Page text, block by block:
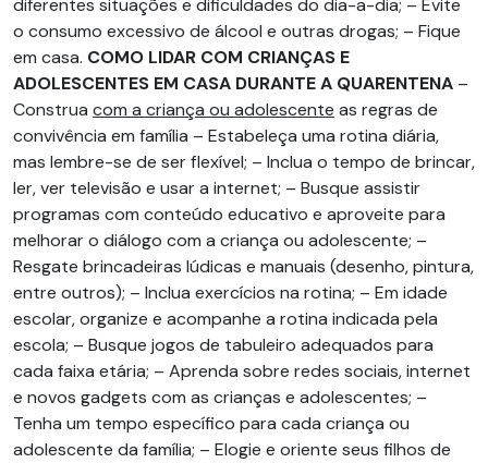
diferentes situações e dificuldades do dia-a-dia; – Evite
o consumo excessivo de álcool e outras drogas; – Fique
em casa. COMO LIDAR COM CRIANÇAS E
ADOLESCENTES EM CASA DURANTE A QUARENTENA –
Construa com a criança ou adolescente as regras de
convivência em família – Estabeleça uma rotina diária,
mas lembre-se de ser flexível; – Inclua o tempo de brincar,
ler, ver televisão e usar a internet; – Busque assistir
programas com conteúdo educativo e aproveite para
melhorar o diálogo com a criança ou adolescente; –
Resgate brincadeiras lúdicas e manuais (desenho, pintura,
entre outros); – Inclua exercícios na rotina; – Em idade
escolar, organize e acompanhe a rotina indicada pela
escola; – Busque jogos de tabuleiro adequados para
cada faixa etária; – Aprenda sobre redes sociais, internet
e novos gadgets com as crianças e adolescentes; –
Tenha um tempo específico para cada criança ou
adolescente da família; – Elogie e oriente seus filhos de